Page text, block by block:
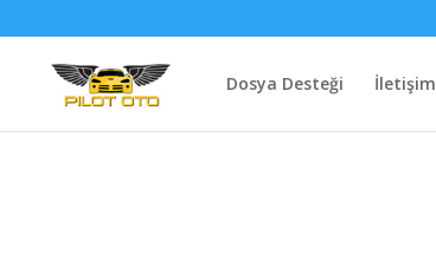
Dosya Desteği İletişim